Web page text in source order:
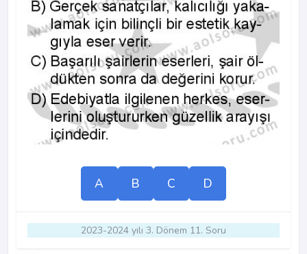
A B C D
2023-2024 yılı 3. Dönem 11. Soru